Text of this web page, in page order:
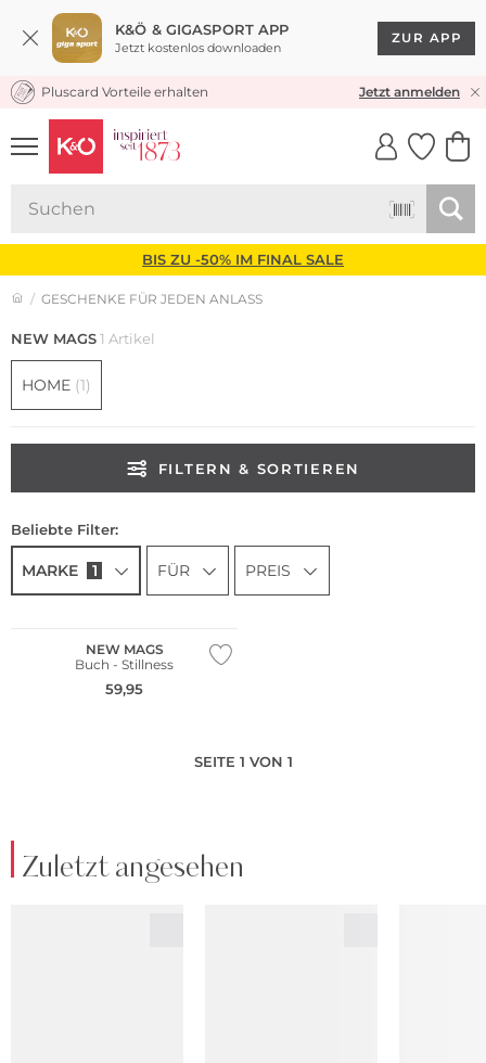
K&Ö & GIGASPORT APP
Jetzt kostenlos downloaden
ZUR APP
KOSTENLOSER VERSAND* & RÜCKVERSAND
Pluscard Vorteile erhalten Jetzt anmelden
UNSERE APP
CLICK &
BIS ZU -50% IM FINAL SALE
GESCHENKE FÜR JEDEN ANLASS
NEW MAGS1 Artikel
HOME (1)
FILTERN & SORTIEREN
Beliebte Filter:
MARKE 1 FÜR PREIS
NEW MAGS
Buch - Stillness
59,95
SEITE 1 VON 1
Zuletzt angesehen